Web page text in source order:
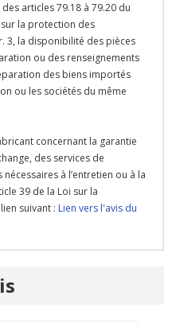
articles 79.18 à 79.20 du
la protection des
3, la disponibilité des pièces
ou des renseignements
des biens importés
ou les sociétés du même
concernant la garantie
des services de
à l’entretien ou à la
39 de la Loi sur la
suivant : Lien vers l'avis du